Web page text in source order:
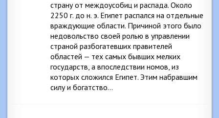
страну от междоусобиц и распада. Около
2250 г. до н. э. Египет распался на отдельные
враждующие области. Причиной этого было
недовольство своей ролью в управлении
страной разбогатевших правителей
областей — тех самых бывших мелких
государств, а впоследствии номов, из
которых сложился Египет. Этим набравшим
силу и богатство…